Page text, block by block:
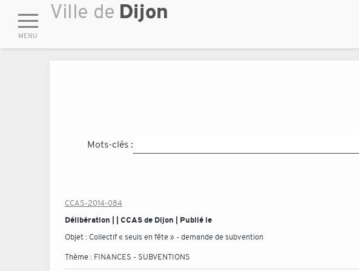
Mots-clés :
CCAS-2014-084
Délibération | | CCAS de Dijon | Publié le
Objet : Collectif « seuls en fête » - demande de subvention
Thème : FINANCES - SUBVENTIONS